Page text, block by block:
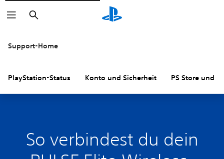
Suchen
Support-Home
PlayStation-Status Konto und Sicherheit PS Store und
So verbindest du dein